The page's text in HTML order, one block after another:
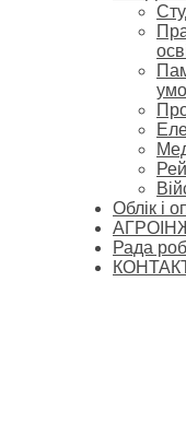
Облік і
Рада